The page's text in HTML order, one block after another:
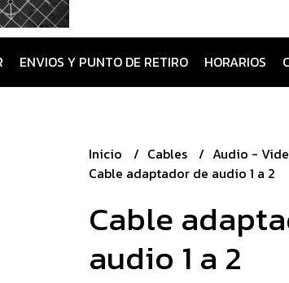
ENVIOS Y PUNTO DE RETIRO HORARIOS
Inicio Cables
Audio -
Cable adaptador de audio 1 a 2
Cable
audio 1 a 2